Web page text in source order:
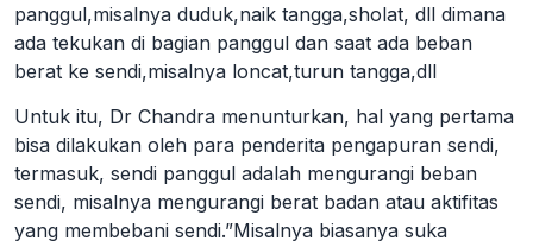
panggul,misalnya duduk,naik tangga,sholat, dll dimana
ada tekukan di bagian panggul dan saat ada beban
berat ke sendi,misalnya loncat,turun tangga,dll
Untuk itu, Dr Chandra menunturkan, hal yang pertama
bisa dilakukan oleh para penderita pengapuran sendi,
termasuk, sendi panggul adalah mengurangi beban
sendi, misalnya mengurangi berat badan atau aktifitas
yang membebani sendi.”Misalnya biasanya suka